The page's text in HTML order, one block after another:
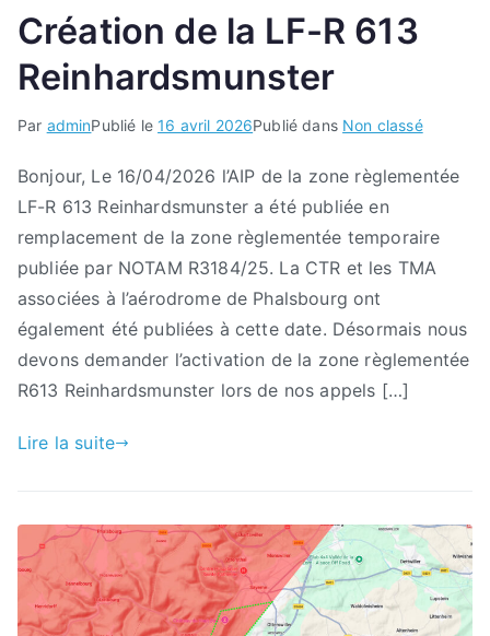
Création de la LF-R 613
Reinhardsmunster
Par adminPublié le16 avril 2026Publié dans Non classé
Bonjour, Le 16/04/2026 l’AIP de la zone règlementée
LF-R 613 Reinhardsmunster a été publiée en
remplacement de la zone règlementée temporaire
publiée par NOTAM R3184/25. La CTR et les TMA
associées à l’aérodrome de Phalsbourg ont
également été publiées à cette date. Désormais nous
devons demander l’activation de la zone règlementée
R613 Reinhardsmunster lors de nos appels […]
Lire la suite